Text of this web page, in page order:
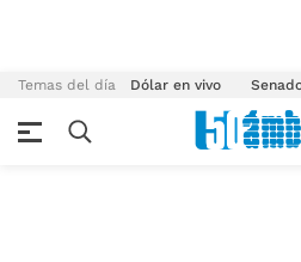
Temas del día Dólar en vivo